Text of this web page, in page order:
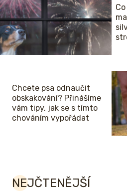
Chcete psa odnaučit
obskakování? Přinášíme
vám tipy, jak se s tímto
chováním vypořádat
NEJČTENĚJŠÍ